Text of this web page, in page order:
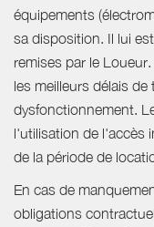
équipements
sa disposition. Il lui
remises par le
les meilleurs délais
dysfonctionnement.
l'utilisation de l'accès
de la période de
En cas de
obligations